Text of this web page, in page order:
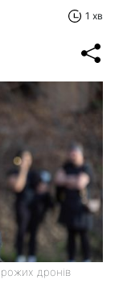
1 хв
дронів